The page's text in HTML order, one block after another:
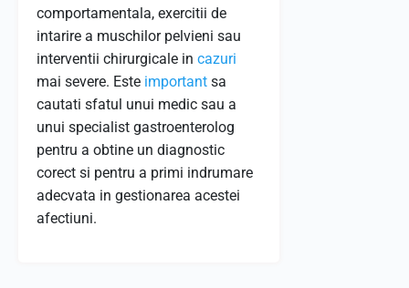
comportamentala, exercitii de
intarire a muschilor pelvieni sau
interventii chirurgicale in cazuri
mai severe. Este important sa
cautati sfatul unui medic sau a
unui specialist gastroenterolog
pentru a obtine un diagnostic
corect si pentru a primi indrumare
adecvata in gestionarea acestei
afectiuni.